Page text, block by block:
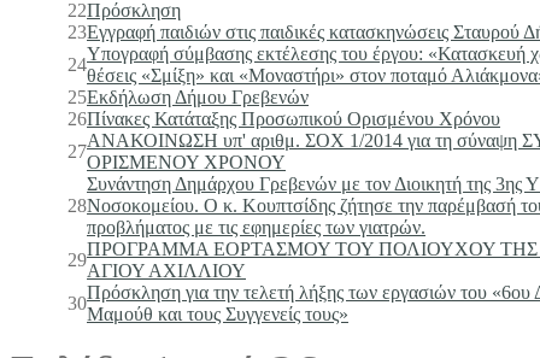
22Πρόσκληση
23Εγγραφή παιδιών στις παιδικές κατασκηνώσεις Σταυρού
24
Υπογραφή σύμβασης εκτέλεσης του έργου: «Κατασκευή
θέσεις «Σμίξη» και «Μοναστήρι» στον ποταμό
25Εκδήλωση Δήμου Γρεβενών
26Πίνακες Κατάταξης Προσωπικού Ορισμένου Χρόνου
27
ΑΝΑΚΟΙΝΩΣΗ υπ' αριθμ. ΣΟΧ 1/2014 για τη
ΟΡΙΣΜΕΝΟΥ ΧΡΟΝΟΥ
28
Συνάντηση Δημάρχου Γρεβενών με τον Διοικητή της 3ης
Νοσοκομείου. Ο κ. Κουπτσίδης ζήτησε την παρέμβασή
προβλήματος με τις εφημερίες των γιατρών.
29
ΠΡΟΓΡΑΜΜΑ ΕΟΡΤΑΣΜΟΥ ΤΟΥ ΠΟΛΙΟΥΧΟΥ
ΑΓΙΟΥ ΑΧΙΛΛΙΟΥ
30
Πρόσκληση για την τελετή λήξης των εργασιών του «6ου
Μαμούθ και τους Συγγενείς τους»